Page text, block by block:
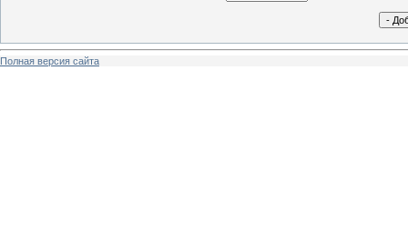
Полная версия сайта